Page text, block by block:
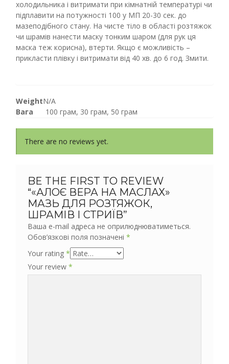
холодильника і витримати при кімнатній температурі чи
підплавити на потужності 100 у МП 20-30 сек. до
мазеподібного стану. На чисте тіло в області розтяжок
чи шрамів нанести маску тонким шаром (для рук ця
маска теж корисна), втерти. Якщо є можливість –
прикласти плівку і витримати від 40 хв. до 6 год. Змити.
WeightN/A
Вага
100 грам, 30 грам, 50 грам
There are no reviews yet.
BE THE FIRST TO REVIEW
“«АЛОЄ ВЕРА НА МАСЛАХ»
МАЗЬ ДЛЯ РОЗТЯЖОК,
ШРАМІВ І СТРИЇВ”
Ваша e-mail адреса не оприлюднюватиметься.
Обов’язкові поля позначені *
Your rating *
Your review *